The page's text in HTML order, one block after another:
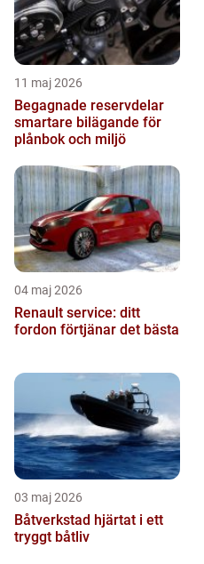
11 maj 2026
Begagnade reservdelar
smartare bilägande för
plånbok och miljö
04 maj 2026
Renault service: ditt
fordon förtjänar det bästa
03 maj 2026
Båtverkstad hjärtat i ett
tryggt båtliv